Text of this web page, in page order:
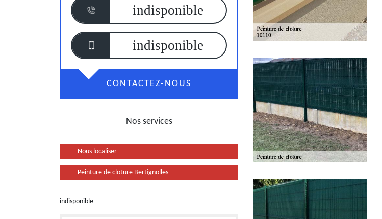
indisponible
indisponible
CONTACTEZ-NOUS
Nos services
Nous localiser
Peinture de cloture Bertignolles
indisponible